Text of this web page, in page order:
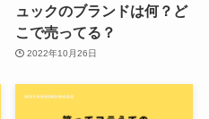
ュックのブランドは何？ど
こで売ってる？
2022年10月26日